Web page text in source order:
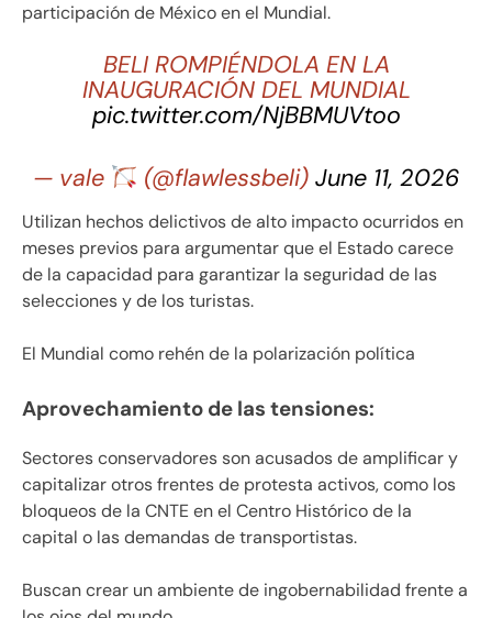
participación de México en el Mundial.
BELI ROMPIÉNDOLA EN LA
INAUGURACIÓN DEL MUNDIAL
pic.twitter.com/NjBBMUVtoo
— vale (@flawlessbeli)June 11, 2026
Utilizan hechos delictivos de alto impacto ocurridos en
meses previos para argumentar que el Estado carece
de la capacidad para garantizar la seguridad de las
selecciones y de los turistas.
El Mundial como rehén de la polarización política
Aprovechamiento de las tensiones:
Sectores conservadores son acusados de amplificar y
capitalizar otros frentes de protesta activos, como los
bloqueos de la CNTE en el Centro Histórico de la
capital o las demandas de transportistas.
Buscan crear un ambiente de ingobernabilidad frente a